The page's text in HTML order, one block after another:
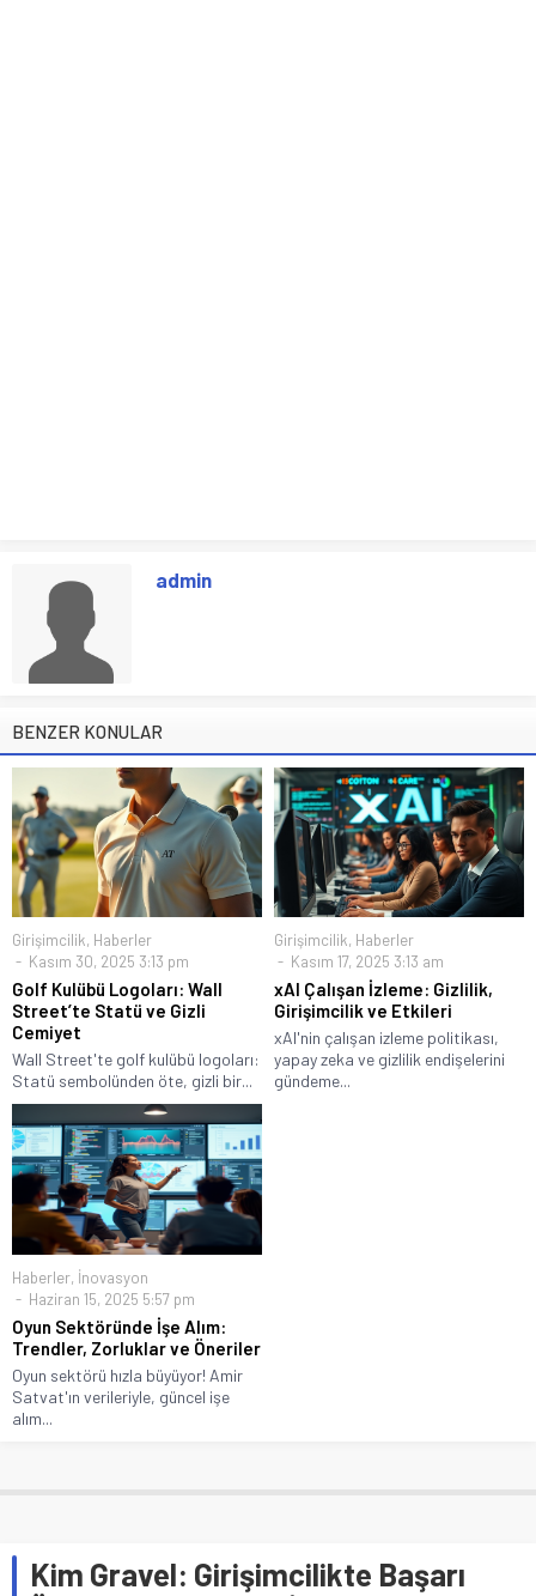
admin
BENZER KONULAR
Girişimcilik, Haberler
Kasım 30, 2025 3:13 pm
Golf Kulübü Logoları: Wall
Street’te Statü ve Gizli
Cemiyet
Wall Street'te golf kulübü logoları:
Statü sembolünden öte, gizli bir...
Girişimcilik, Haberler
Kasım 17, 2025 3:13 am
xAI Çalışan İzleme: Gizlilik,
Girişimcilik ve Etkileri
xAI'nin çalışan izleme politikası,
yapay zeka ve gizlilik endişelerini
gündeme...
Haberler, İnovasyon
Haziran 15, 2025 5:57 pm
Oyun Sektöründe İşe Alım:
Trendler, Zorluklar ve Öneriler
Oyun sektörü hızla büyüyor! Amir
Satvat'ın verileriyle, güncel işe
alım...
Kim Gravel: Girişimcilikte Başarı